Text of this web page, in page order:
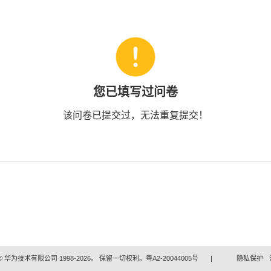
您已填写过问卷
该问卷已提交过，无法重复提交！
华为技术有限公司 1998-2026。 保留一切权利。粤A2-20044005号 | 隐私保护